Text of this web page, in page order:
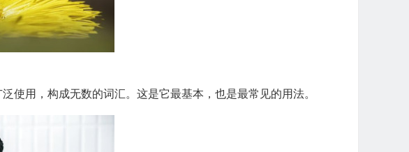
使用，构成无数的词汇。这是它最基本，也是最常见的用法。